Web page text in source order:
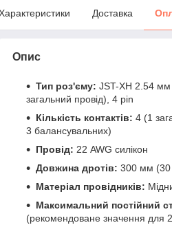
Доставка
Опис
Тип роз'єму: JST-XH 2.54 мм
загальний провід), 4 pin
Кількість контактів: 4 (1
3 балансувальних)
Провід: 22 AWG силікон
Довжина дротів: 300 мм (30
Матеріал провідників:
Максимальний постійний
(рекомендоване значення для